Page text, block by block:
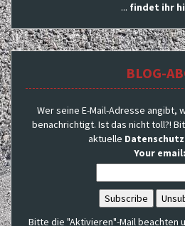
... findet ihr
BLOG-
Wer seine E-Mail-Adresse angibt,
benachrichtigt. Ist das nicht toll?!
aktuelle
Your email:
Bitte die "Aktivieren"-Mail beachten